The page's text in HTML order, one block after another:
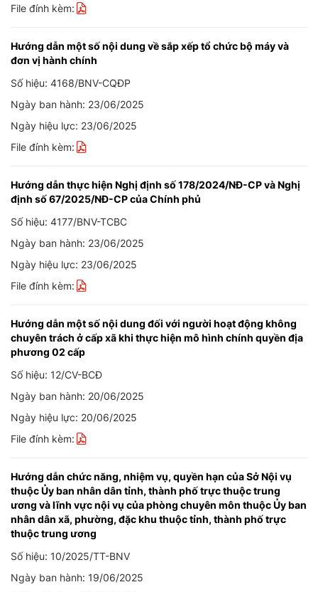
File đính kèm:
Hướng dẫn một số nội dung về sắp xếp tổ chức bộ máy và
đơn vị hành chính
Số hiệu: 4168/BNV-CQĐP
Ngày ban hành: 23/06/2025
Ngày hiệu lực: 23/06/2025
File đính kèm:
Hướng dẫn thực hiện Nghị định số 178/2024/NĐ-CP và Nghị
định số 67/2025/NĐ-CP của Chính phủ
Số hiệu: 4177/BNV-TCBC
Ngày ban hành: 23/06/2025
Ngày hiệu lực: 23/06/2025
File đính kèm:
Hướng dẫn một số nội dung đối với người hoạt động không
chuyên trách ở cấp xã khi thực hiện mô hình chính quyền địa
phương 02 cấp
Số hiệu: 12/CV-BCĐ
Ngày ban hành: 20/06/2025
Ngày hiệu lực: 20/06/2025
File đính kèm:
Hướng dẫn chức năng, nhiệm vụ, quyền hạn của Sở Nội vụ
thuộc Ủy ban nhân dân tỉnh, thành phố trực thuộc trung
ương và lĩnh vực nội vụ của phòng chuyên môn thuộc Ủy ban
nhân dân xã, phường, đặc khu thuộc tỉnh, thành phố trực
thuộc trung ương
Số hiệu: 10/2025/TT-BNV
Ngày ban hành: 19/06/2025